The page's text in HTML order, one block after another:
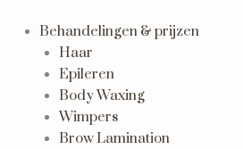
naar Behandelingen & prijzen
Haar
Epileren
Body Waxing
Wimpers
Brow Lamination